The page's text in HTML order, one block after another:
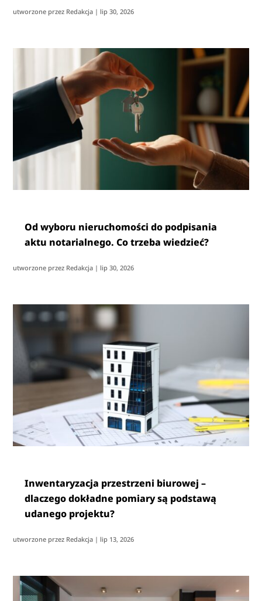
utworzone przez Redakcja | lip 30, 2026
Od wyboru nieruchomości do podpisania
aktu notarialnego. Co trzeba wiedzieć?
utworzone przez Redakcja | lip 30, 2026
Inwentaryzacja przestrzeni biurowej –
dlaczego dokładne pomiary są podstawą
udanego projektu?
utworzone przez Redakcja | lip 13, 2026